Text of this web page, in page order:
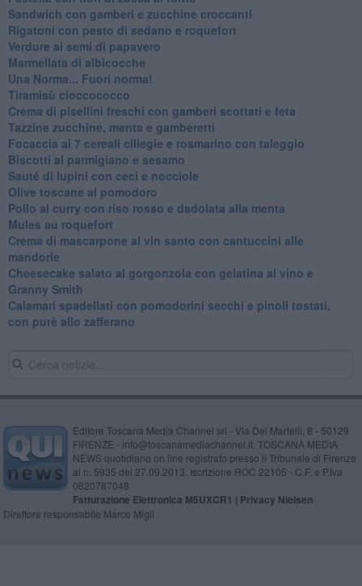
Sandwich con gamberi e zucchine croccanti
Rigatoni con pesto di sedano e roquefort
Verdure ai semi di papavero
Marmellata di albicocche
Una Norma... Fuori norma!
Tiramisù cioccococco
Crema di pisellini freschi con gamberi scottati e feta
Tazzine zucchine, menta e gamberetti
Focaccia ai 7 cereali ciliegie e rosmarino con taleggio
Biscotti al parmigiano e sesamo
Sauté di lupini con ceci e nocciole
Olive toscane al pomodoro
Pollo al curry con riso rosso e dadolata alla menta
Mules au roquefort
Crema di mascarpone al vin santo con cantuccini alle
mandorle
Cheesecake salato al gorgonzola con gelatina al vino e
Granny Smith
Calamari spadellati con pomodorini secchi e pinoli tostati,
con purè allo zafferano
Editore Toscana Media Channel srl - Via Dei Martelli, 8 - 50129
FIRENZE - info@toscanamediachannel.it. TOSCANA MEDIA
NEWS quotidiano on line registrato presso il Tribunale di Firenze
al n. 5935 del 27.09.2013. Iscrizione ROC 22105 - C.F. e P.Iva
0620787048
Fatturazione Elettronica M5UXCR1 | Privacy Nielsen
Direttore responsabile Marco Migli